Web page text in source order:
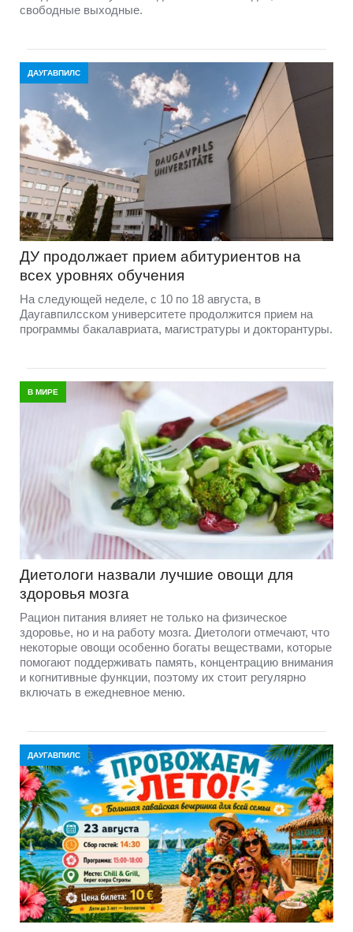
свободные выходные.
ДАУГАВПИЛС
ДУ продолжает прием абитуриентов на
всех уровнях обучения
На следующей неделе, с 10 по 18 августа, в
Даугавпилсском университете продолжится прием на
программы бакалавриата, магистратуры и докторантуры.
В МИРЕ
Диетологи назвали лучшие овощи для
здоровья мозга
Рацион питания влияет не только на физическое
здоровье, но и на работу мозга. Диетологи отмечают, что
некоторые овощи особенно богаты веществами, которые
помогают поддерживать память, концентрацию внимания
и когнитивные функции, поэтому их стоит регулярно
включать в ежедневное меню.
ДАУГАВПИЛС